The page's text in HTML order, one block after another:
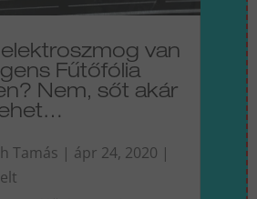
van
Fűtőfólia
Nem, sőt akár
Tamás | ápr 24, 2020 |